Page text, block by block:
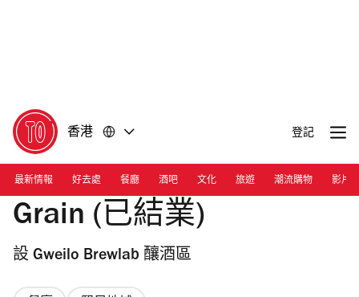
香港 登記
最新情報 好去處 餐廳 酒吧 文化 旅遊 潮流購物 影片
Grain (已結業)
設 Gweilo Brewlab 釀酒區